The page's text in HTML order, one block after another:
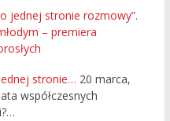
stronie… 20 marca,
współczesnych